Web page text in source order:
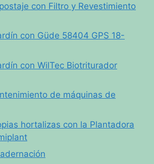
con Filtro y Revestimiento
con Güde 58404 GPS 18-
con WilTec Biotriturador
de máquinas de
hortalizas con la Plantadora